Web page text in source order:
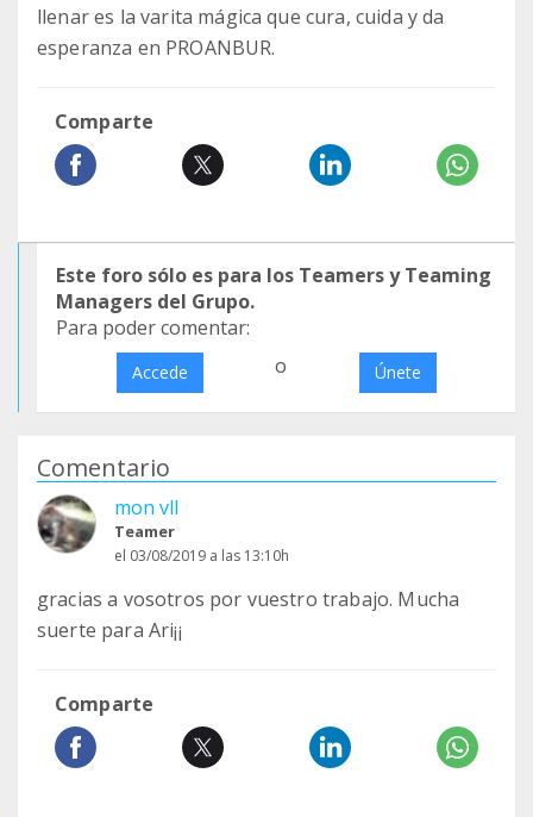
llenar es la varita mágica que cura, cuida y da
esperanza en PROANBUR.
Comparte
Este foro sólo es para los Teamers y Teaming
Managers del Grupo.
Para poder comentar:
Accede o Únete
Comentario
mon vll
Teamer
el 03/08/2019 a las 13:10h
gracias a vosotros por vuestro trabajo. Mucha
suerte para Ari¡¡
Comparte